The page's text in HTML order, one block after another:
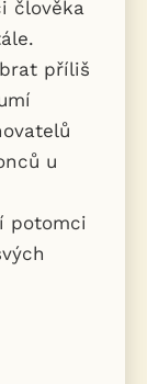
člověka
příliš
u
potomci